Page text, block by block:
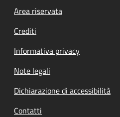
Footer menu
Area riservata
Crediti
Informativa privacy
Note legali
Dichiarazione di accessibilità
Contatti